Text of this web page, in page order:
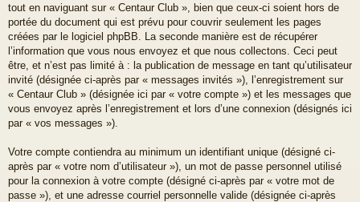
tout en naviguant sur « Centaur Club », bien que ceux-ci soient hors de
portée du document qui est prévu pour couvrir seulement les pages
créées par le logiciel phpBB. La seconde manière est de récupérer
l’information que vous nous envoyez et que nous collectons. Ceci peut
être, et n’est pas limité à : la publication de message en tant qu’utilisateur
invité (désignée ci-après par « messages invités »), l’enregistrement sur
« Centaur Club » (désignée ici par « votre compte ») et les messages que
vous envoyez après l’enregistrement et lors d’une connexion (désignés ici
par « vos messages »).
Votre compte contiendra au minimum un identifiant unique (désigné ci-
après par « votre nom d’utilisateur »), un mot de passe personnel utilisé
pour la connexion à votre compte (désigné ci-après par « votre mot de
passe »), et une adresse courriel personnelle valide (désignée ci-après